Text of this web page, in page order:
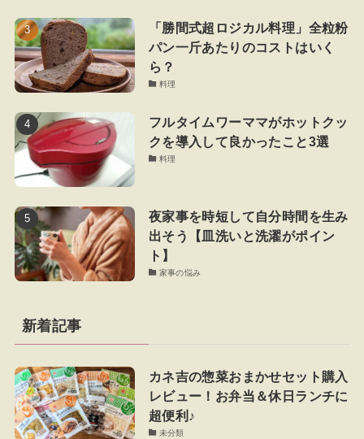
「勝間式超ロジカル料理」全粒粉
パン一斤あたりのコストはいく
ら？
料理
フルタイムワーママがホットクッ
クを導入して良かったこと3選
料理
夜家事を時短して自分時間を生み
出そう【皿洗いと洗濯がポイン
ト】
家事の悩み
新着記事
カネ吉の惣菜おまかせセット購入
レビュー！お弁当＆休日ランチに
超便利♪
未分類